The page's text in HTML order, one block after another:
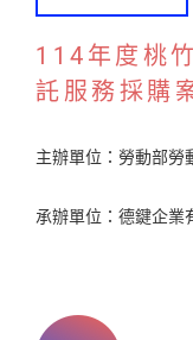
114年度桃
託服務採購
主辦單位：勞動部勞
承辦單位：德鍵企業